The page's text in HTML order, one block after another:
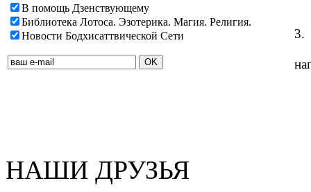
В помощь Дзенствующему
Библиотека Лотоса. Эзотерика. Магия. Религия.
Новости Бодхисаттвической Сети
НАШИ ДРУЗЬЯ
3.